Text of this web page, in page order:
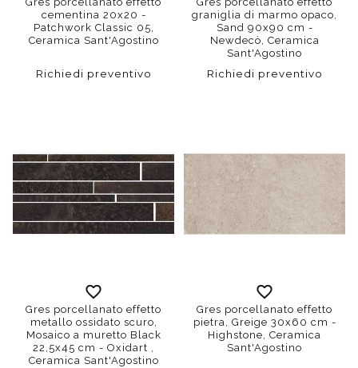
cementina 20x20 -
Patchwork Classic 05,
Ceramica Sant'Agostino
Richiedi preventivo
graniglia di marmo opaco,
Sand 90x90 cm -
Newdecò, Ceramica
Sant'Agostino
Richiedi preventivo
Gres porcellanato effetto
metallo ossidato scuro,
Mosaico a muretto Black
22,5x45 cm - Oxidart ,
Ceramica Sant'Agostino
Gres porcellanato effetto
pietra, Greige 30x60 cm -
Highstone, Ceramica
Sant'Agostino